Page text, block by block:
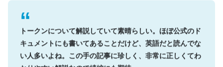
トークンについて解説していて素晴らしい。ほぼ公式のド
キュメントにも書いてあることだけど、英語だと読んでな
い人多いよね。この手の記事に珍しく、非常に正しくてわ
かりやすい解説なので続編にも期待。